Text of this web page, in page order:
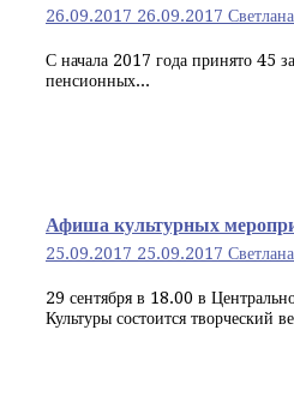
26.09.2017 26.09.2017
С начала 2017 года принято 45
пенсионных...
Афиша культурных
25.09.2017 25.09.2017
29 сентября в 18.00 в
Культуры состоится творческий